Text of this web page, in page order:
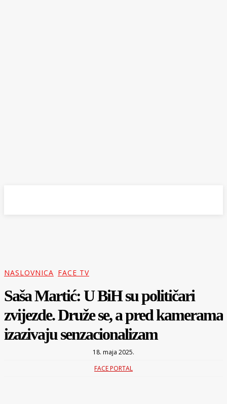
NASLOVNICA FACE TV
Saša Martić: U BiH su političari
zvijezde. Druže se, a pred kamerama
izazivaju senzacionalizam
18. maja 2025.
FACE PORTAL